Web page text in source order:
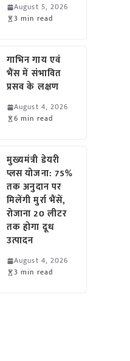
August 5, 2026
3 min read
गाभिन गाय एवं
भैंस में संभावित
प्रसव के लक्षण
August 4, 2026
6 min read
मुख्यमंत्री डेयरी
प्लस योजना: 75%
तक अनुदान पर
मिलेंगी मुर्रा भैंसें,
रोजाना 20 लीटर
तक होगा दूध
उत्पादन
August 4, 2026
3 min read